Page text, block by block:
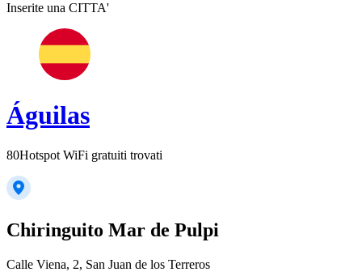
Inserite una CITTA'
Águilas
80Hotspot WiFi gratuiti trovati
Chiringuito Mar de Pulpi
Calle Viena, 2, San Juan de los Terreros